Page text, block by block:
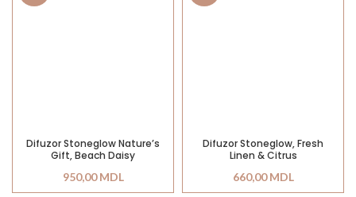
Difuzor Stoneglow Nature’s
Gift, Beach Daisy
950,00MDL
Difuzor Stoneglow, Fresh
Linen & Citrus
660,00MDL